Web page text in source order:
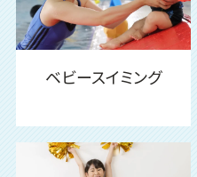
ベビースイミング